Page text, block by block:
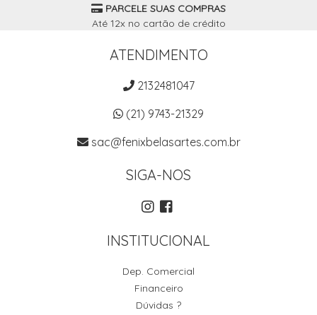
PARCELE SUAS COMPRAS
Até 12x no cartão de crédito
ATENDIMENTO
2132481047
(21) 9743-21329
sac@fenixbelasartes.com.br
SIGA-NOS
INSTITUCIONAL
Dep. Comercial
Financeiro
Dúvidas ?